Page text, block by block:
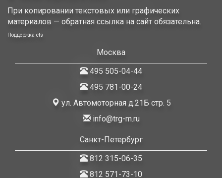
При копировании текстовых или графических
материалов — обратная ссылка на сайт обязательна.
Поддержка cts
Москва
495 505-04-44
495 781-00-24
ул. Автомоторная д.21Б стр. 5
info@trg-m.ru
Санкт-Петербург
812 315-06-35
812 571-73-10